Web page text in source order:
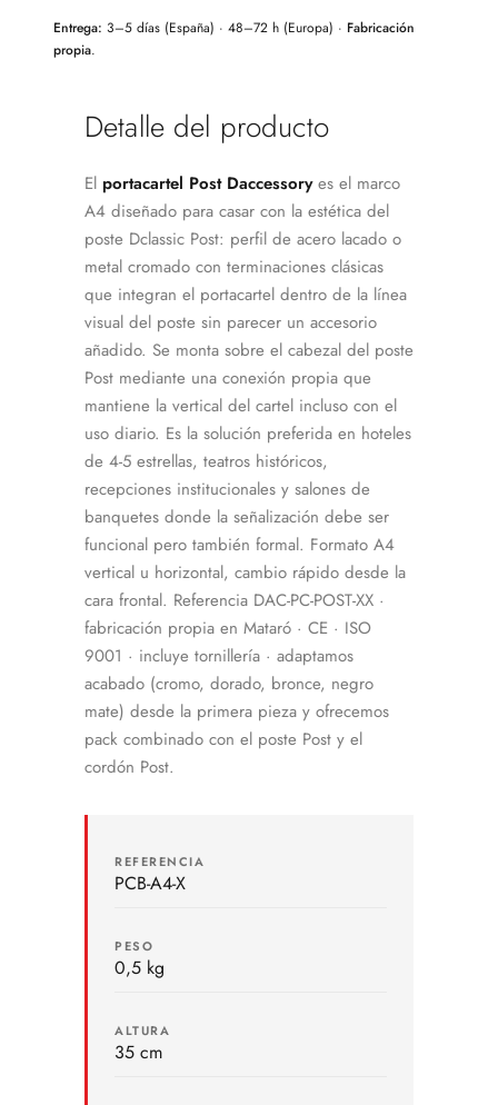
Entrega: 3–5 días (España) · 48–72 h (Europa) · Fabricación
propia.
Detalle del producto
El portacartel Post Daccessoryes el marco
A4 diseñado para casar con la estética del
poste Dclassic Post: perfil de acero lacado o
metal cromado con terminaciones clásicas
que integran el portacartel dentro de la línea
visual del poste sin parecer un accesorio
añadido. Se monta sobre el cabezal del poste
Post mediante una conexión propia que
mantiene la vertical del cartel incluso con el
uso diario. Es la solución preferida en hoteles
de 4-5 estrellas, teatros históricos,
recepciones institucionales y salones de
banquetes donde la señalización debe ser
funcional pero también formal. Formato A4
vertical u horizontal, cambio rápido desde la
cara frontal. Referencia DAC-PC-POST-XX ·
fabricación propia en Mataró · CE · ISO
9001 · incluye tornillería · adaptamos
acabado (cromo, dorado, bronce, negro
mate) desde la primera pieza y ofrecemos
pack combinado con el poste Post y el
cordón Post.
REFERENCIA
PCB-A4-X
PESO
0,5 kg
ALTURA
35 cm